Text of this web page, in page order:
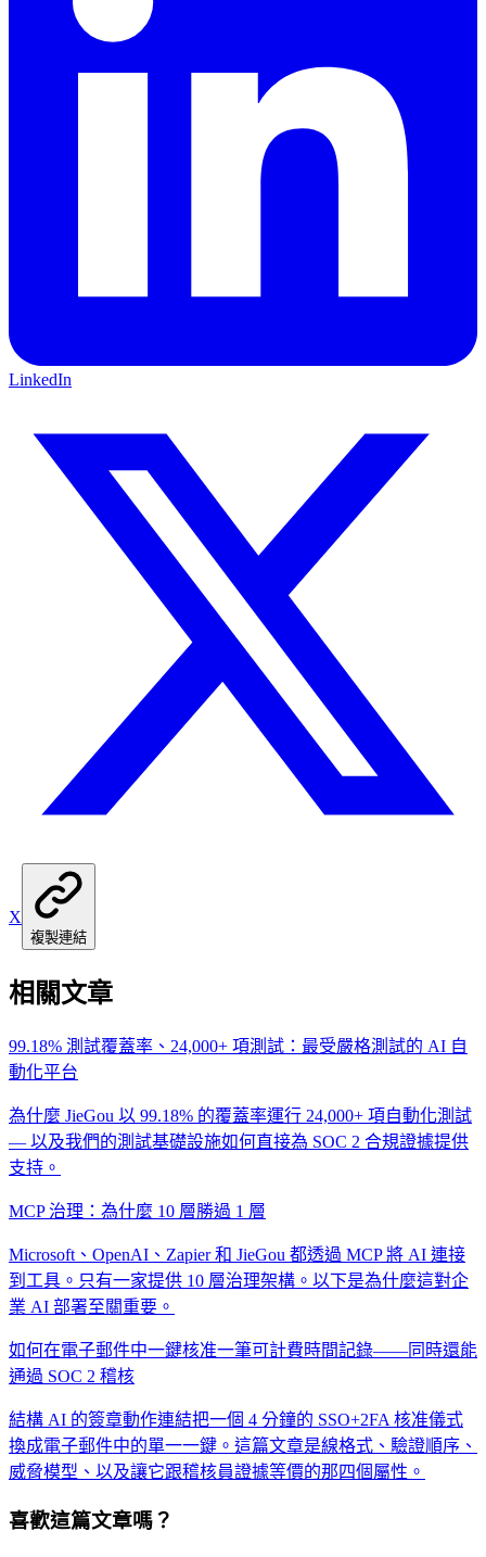
LinkedIn
X
複製連結
相關文章
99.18% 測試覆蓋率、24,000+ 項測試：最受嚴格測試的 AI 自
動化平台
為什麼 JieGou 以 99.18% 的覆蓋率運行 24,000+ 項自動化測試
— 以及我們的測試基礎設施如何直接為 SOC 2 合規證據提供
支持。
MCP 治理：為什麼 10 層勝過 1 層
Microsoft、OpenAI、Zapier 和 JieGou 都透過 MCP 將 AI 連接
到工具。只有一家提供 10 層治理架構。以下是為什麼這對企
業 AI 部署至關重要。
如何在電子郵件中一鍵核准一筆可計費時間記錄——同時還能
通過 SOC 2 稽核
結構 AI 的簽章動作連結把一個 4 分鐘的 SSO+2FA 核准儀式
換成電子郵件中的單一一鍵。這篇文章是線格式、驗證順序、
威脅模型、以及讓它跟稽核員證據等價的那四個屬性。
喜歡這篇文章嗎？